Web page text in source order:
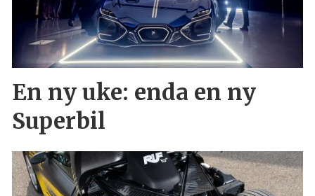
En ny uke: enda en ny
Superbil